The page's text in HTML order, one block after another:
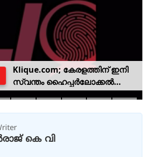
Klique.com; കേരളത്തിന് ഇനി
സ്വന്തം ഹൈപ്പർലോക്കൽ
സിവിക് പ്ലാറ്റ്‌ഫോം
കെ വി